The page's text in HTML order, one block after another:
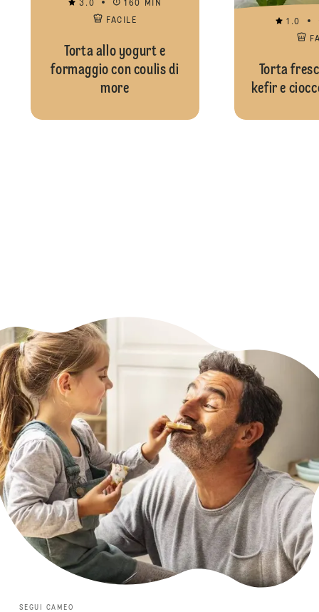
3.0
160 MIN
FACILE
Torta allo yogurt e
formaggio con coulis di
more
1.0
Torta
kefir e
SEGUI CAMEO